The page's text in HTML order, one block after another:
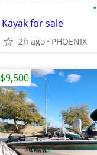
•
Kayak for sale
2h ago PHOENIX
$9,500